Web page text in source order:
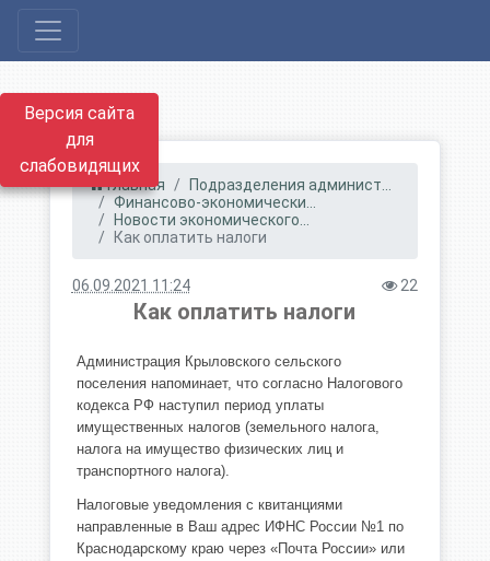
Версия сайта
для
слабовидящих
Главная
Подразделения админист...
Финансово-экономически...
Новости экономического...
Как оплатить налоги
06.09.2021 11:24 22
Как оплатить налоги
Администрация Крыловского сельского
поселения напоминает, что согласно Налогового
кодекса РФ наступил период уплаты
имущественных налогов (земельного налога,
налога на имущество физических лиц и
транспортного налога).
Налоговые уведомления с квитанциями
направленные в Ваш адрес ИФНС России №1 по
Краснодарскому краю через «Почта России» или